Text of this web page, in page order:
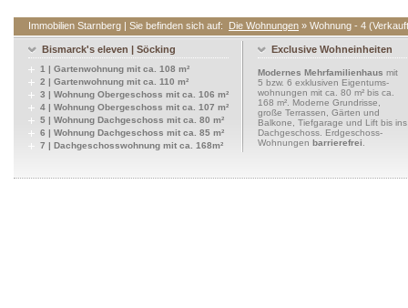
Immobilien Starnberg | Sie befinden sich auf: Die Wohnungen » Wohnung - 4
Bismarck's eleven | Söcking
1 | Gartenwohnung mit ca. 108 m²
2 | Gartenwohnung mit ca. 110 m²
3 | Wohnung Obergeschoss mit ca. 106 m²
4 | Wohnung Obergeschoss mit ca. 107 m²
5 | Wohnung Dachgeschoss mit ca. 80 m²
6 | Wohnung Dachgeschoss mit ca. 85 m²
7 | Dachgeschosswohnung mit ca. 168m²
Exclusive Wohneinheiten
Modernes Mehrfamilienhaus mit
5 bzw. 6 exklusiven Eigentums-
wohnungen mit ca. 80 m² bis ca.
168 m². Moderne Grundrisse,
große Terrassen, Gärten und
Balkone, Tiefgarage und Lift bis ins
Dachgeschoss
Erdgeschoss-
Wohnungen barrierefrei